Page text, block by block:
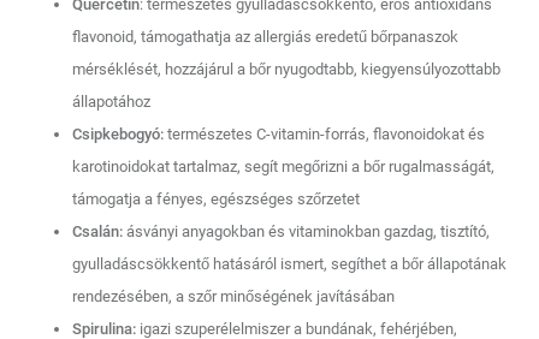
Quercetin: természetes gyulladáscsökkentő, erős antioxidáns
flavonoid, támogathatja az allergiás eredetű bőrpanaszok
mérséklését, hozzájárul a bőr nyugodtabb, kiegyensúlyozottabb
állapotához
Csipkebogyó: természetes C-vitamin-forrás, flavonoidokat és
karotinoidokat tartalmaz, segít megőrizni a bőr rugalmasságát,
támogatja a fényes, egészséges szőrzetet
Csalán: ásványi anyagokban és vitaminokban gazdag, tisztító,
gyulladáscsökkentő hatásáról ismert, segíthet a bőr állapotának
rendezésében, a szőr minőségének javításában
Spirulina: igazi szuperélelmiszer a bundának, fehérjében,